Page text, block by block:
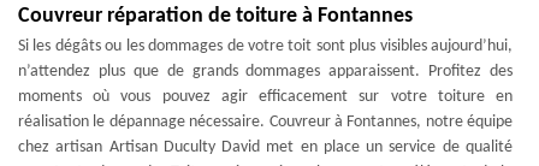
Couvreur réparation de toiture à Fontannes
Si les dégâts ou les dommages de votre toit sont plus visibles aujourd’hui,
n’attendez plus que de grands dommages apparaissent. Profitez des
moments où vous pouvez agir efficacement sur votre toiture en
réalisation le dépannage nécessaire. Couvreur à Fontannes, notre équipe
chez artisan Artisan Duculty David met en place un service de qualité